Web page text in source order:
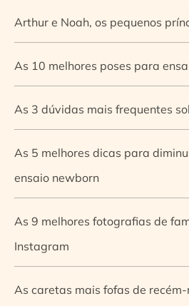
Arthur e Noah, os pequenos
As 10 melhores poses para
As 3 dúvidas mais frequentes
As 5 melhores dicas para
ensaio newborn
As 9 melhores fotografias de
Instagram
As caretas mais fofas de